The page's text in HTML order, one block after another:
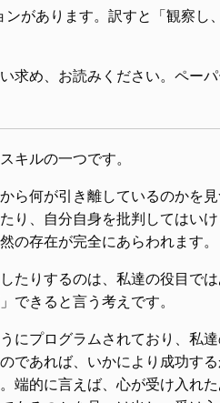
があります。訳すと「観察し
求め、お読みください。ペー
キルの一つです。
ら何が引き離しているのかを
り、自分自身を批判してはい
の存在が完全にあらわれます。
たりするのは、私達の役目で
できると言う考えです。
にプログラムされており、私
であれば、いかにより成功す
端的に言えば、心が受け入れ